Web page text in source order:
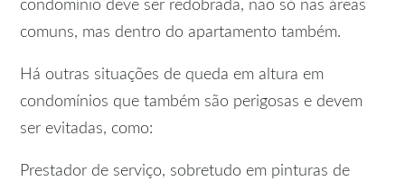
condomínio deve ser redobrada, não só nas áreas
comuns, mas dentro do apartamento também.
Há outras situações de queda em altura em
condomínios que também são perigosas e devem
ser evitadas, como:
Prestador de serviço, sobretudo em pinturas de